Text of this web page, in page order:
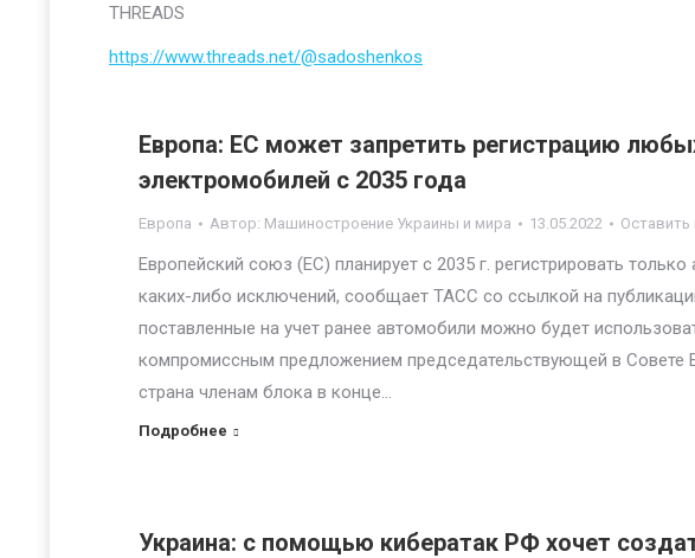
THREADS
https://www.threads.net/@sadoshenkos
Европа: ЕС может запретить регистрацию
электромобилей с 2035 года
Европа Автор: Машиностроение Украины и мира 13.05.2022
Европейский союз (ЕС) планирует с 2035 г. регистрировать
каких-либо исключений, сообщает ТАСС со ссылкой на
поставленные на учет ранее автомобили можно будет
компромиссным предложением председательствующей в Совете
страна членам блока в конце…
Подробнее
Украина: с помощью кибератак РФ хочет